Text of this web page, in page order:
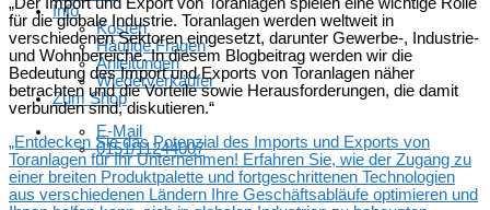
Info
Kosten
Häufige Fragen
Anleitungen
Wiederverkäufer
Zum Shop
E-Mail
0151/11244007
„Der Import und Export von Toranlagen spielen eine wichtige Rolle
für die globale Industrie. Toranlagen werden weltweit in
verschiedenen Sektoren eingesetzt, darunter Gewerbe-, Industrie-
und Wohnbereiche. In diesem Blogbeitrag werden wir die
Bedeutung des Import und Exports von Toranlagen näher
betrachten und die Vorteile sowie Herausforderungen, die damit
verbunden sind, diskutieren.“
„Entdecken Sie das Potenzial des Imports und Exports von
Toranlagen für Ihr Unternehmen! Erfahren Sie, wie der Zugang zu
einer breiten Produktpalette und fortgeschrittenen Technologien
aus verschiedenen Ländern Ihre Geschäftsabläufe optimieren und